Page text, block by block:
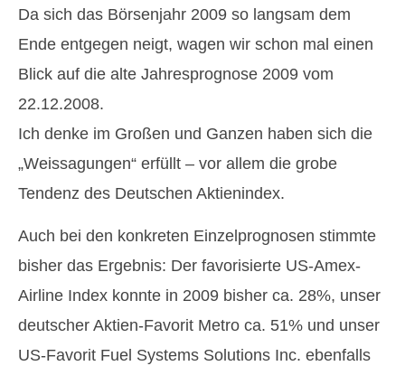
Da sich das Börsenjahr 2009 so langsam dem
Ende entgegen neigt, wagen wir schon mal einen
Blick auf die alte Jahresprognose 2009 vom
22.12.2008.
Ich denke im Großen und Ganzen haben sich die
„Weissagungen“ erfüllt – vor allem die grobe
Tendenz des Deutschen Aktienindex.
Auch bei den konkreten Einzelprognosen stimmte
bisher das Ergebnis: Der favorisierte US-Amex-
Airline Index konnte in 2009 bisher ca. 28%, unser
deutscher Aktien-Favorit Metro ca. 51% und unser
US-Favorit Fuel Systems Solutions Inc. ebenfalls